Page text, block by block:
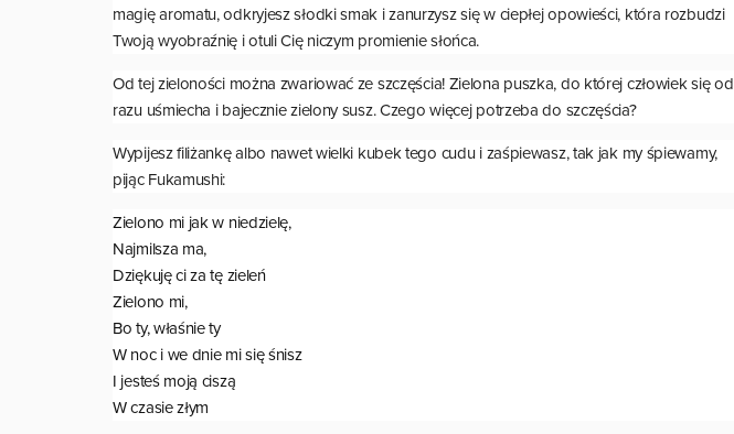
magię aromatu, odkryjesz słodki smak i zanurzysz się w ciepłej opowieści, która rozbudzi
Twoją wyobraźnię i otuli Cię niczym promienie słońca.
Od tej zieloności można zwariować ze szczęścia! Zielona puszka, do której człowiek się od
razu uśmiecha i bajecznie zielony susz. Czego więcej potrzeba do szczęścia?
Wypijesz filiżankę albo nawet wielki kubek tego cudu i zaśpiewasz, tak jak my śpiewamy,
pijąc Fukamushi:
Zielono mi jak w niedzielę,
Najmilsza ma,
Dziękuję ci za tę zieleń
Zielono mi,
Bo ty, właśnie ty
W noc i we dnie mi się śnisz
I jesteś moją ciszą
W czasie złym